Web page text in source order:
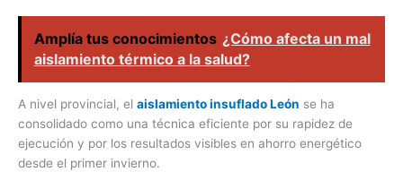
Amplía tus conocimientos ¿Cómo afecta un mal
aislamiento térmico a la salud?
A nivel provincial, el aislamiento insuflado León se ha
consolidado como una técnica eficiente por su rapidez de
ejecución y por los resultados visibles en ahorro energético
desde el primer invierno.